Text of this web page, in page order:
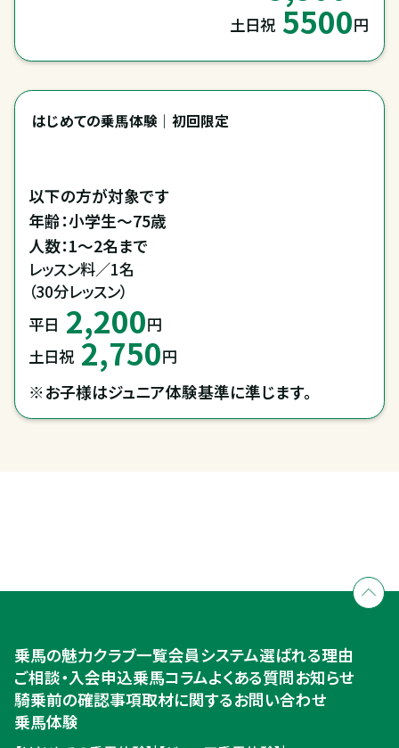
土日祝 5500円
はじめての乗馬体験｜初回限定
以下の方が対象です
年齢：小学生～75歳
レッスン料／1名
（30分レッスン）
平日 2,200円
土日祝 2,750円
※お子様はジュニア体験基準に準じます。
入会のご相談・申込
ご相談・入会申込
乗馬の魅力クラブ一覧会員システム選ばれる理由
ご相談・入会申込乗馬コラムよくある質問お知らせ
騎乗前の確認事項取材に関するお問い合わせ
乗馬体験